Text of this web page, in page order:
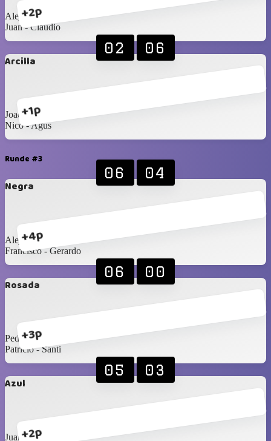
+2p
Alejandro - Alexis
Juan - Claudio
Arcilla
+1p
02 06
Joaquín - Esteban
Nico - Agus
Runde #3
Negra
+4p
06 04
Alejandro - Alexis
Francisco ‐ Gerardo
Rosada
+3p
06 00
Pedro - Rodrigo
Patricio - Santi
Azul
+2p
05 03
Juan - Claudio